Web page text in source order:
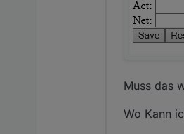
Muss das
Wo Kann